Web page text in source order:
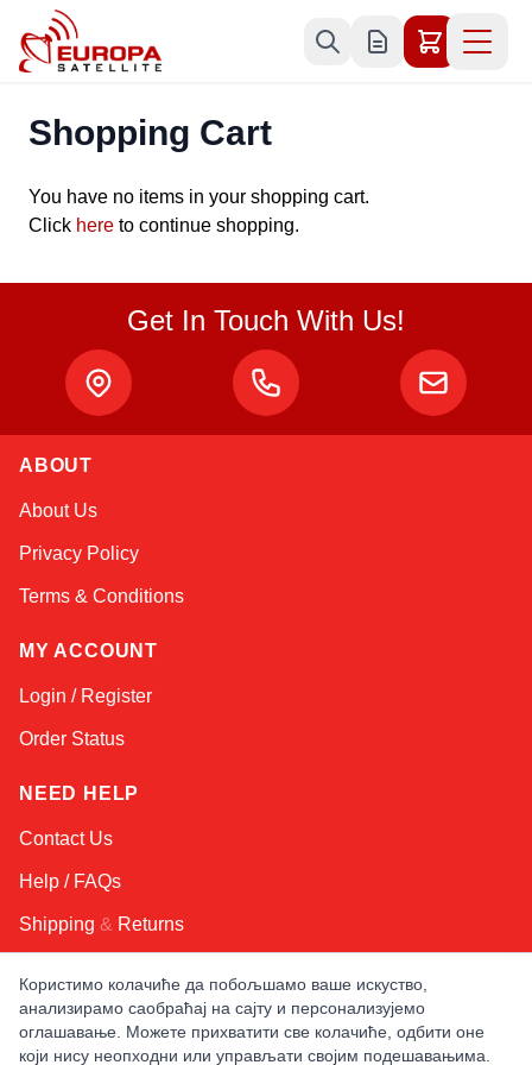
Skip to Content
Shopping Cart
You have no items in your shopping cart.
Click here to continue shopping.
Get In Touch With Us!
ABOUT
About Us
Privacy Policy
Terms & Conditions
MY ACCOUNT
Login / Register
Order Status
NEED HELP
Contact Us
Help / FAQs
Shipping & Returns
KEEP IN TOUCH!
Email Address
Користимо колачиће да побољшамо ваше искуство,
анализирамо саобраћај на сајту и персонализујемо
оглашавање. Можете прихватити све колачиће, одбити оне
који нису неопходни или управљати својим подешавањима.